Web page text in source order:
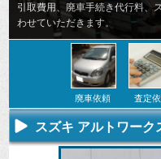
引取費用、廃車手続き代行料、
わせていただきます。
廃車依頼
不要になった
車の廃車手続
査定
専門
がし
スズキ アルトワーク